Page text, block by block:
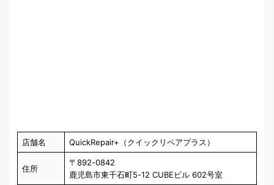
店舗名 QuickRepair+（クイックリペアプラス）
住所
〒892-0842
鹿児島市東千石町5-12 CUBEビル 602号室